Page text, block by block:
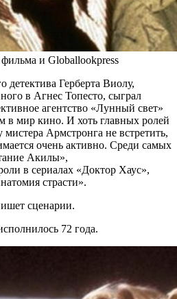
и Globallookpress
Герберта Виолу,
в Агнес Топесто, сыграл
агентство «Лунный свет»
в мир кино. И хоть главных ролей
Армстронга не встретить,
очень активно. Среди самых
Акилы»,
в сериалах «Доктор Хаус»,
страсти».
сценарии.
72 года.